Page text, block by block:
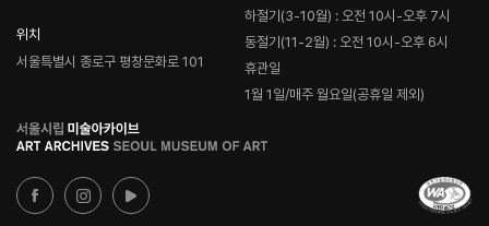
위치
서울특별시 종로구 평창문화로 101
하절기(3-10월) : 오전 10시-오후 7시
동절기(11-2월) : 오전 10시-오후 6시
휴관일
1월 1일/매주 월요일(공휴일 제외)
로
고